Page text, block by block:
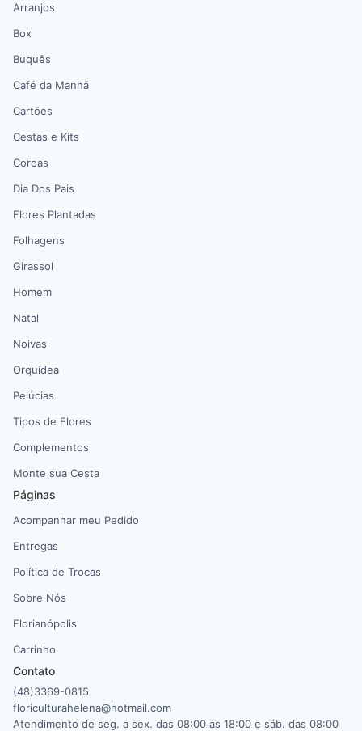
Arranjos
Box
Buquês
Café da Manhã
Cartões
Cestas e Kits
Coroas
Dia Dos Pais
Flores Plantadas
Folhagens
Girassol
Homem
Natal
Noivas
Orquídea
Pelúcias
Tipos de Flores
Complementos
Monte sua Cesta
Páginas
Acompanhar meu Pedido
Entregas
Política de Trocas
Sobre Nós
Florianópolis
Carrinho
Contato
(48)3369-0815
floriculturahelena@hotmail.com
Atendimento de seg. a sex. das 08:00 ás 18:00 e sáb. das 08:00